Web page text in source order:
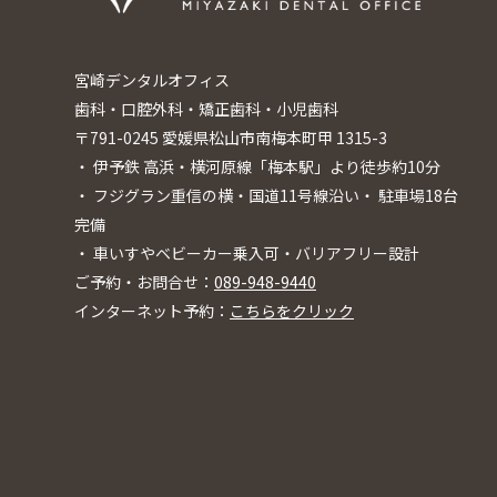
宮崎デンタルオフィス
歯科・口腔外科・矯正歯科・小児歯科
〒791-0245 愛媛県松山市南梅本町甲 1315-3
・ 伊予鉄 高浜・横河原線「梅本駅」より徒歩約10分
・ フジグラン重信の横・国道11号線沿い・ 駐車場18台
完備
・ 車いすやベビーカー乗入可・バリアフリー設計
ご予約・お問合せ： 089-948-9440
インターネット予約： こちらをクリック